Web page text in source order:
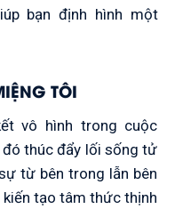
bạn định hình một
vô hình trong cuộc
thúc đẩy lối sống tử
từ bên trong lẫn bên
tạo tâm thức thịnh
TÔI